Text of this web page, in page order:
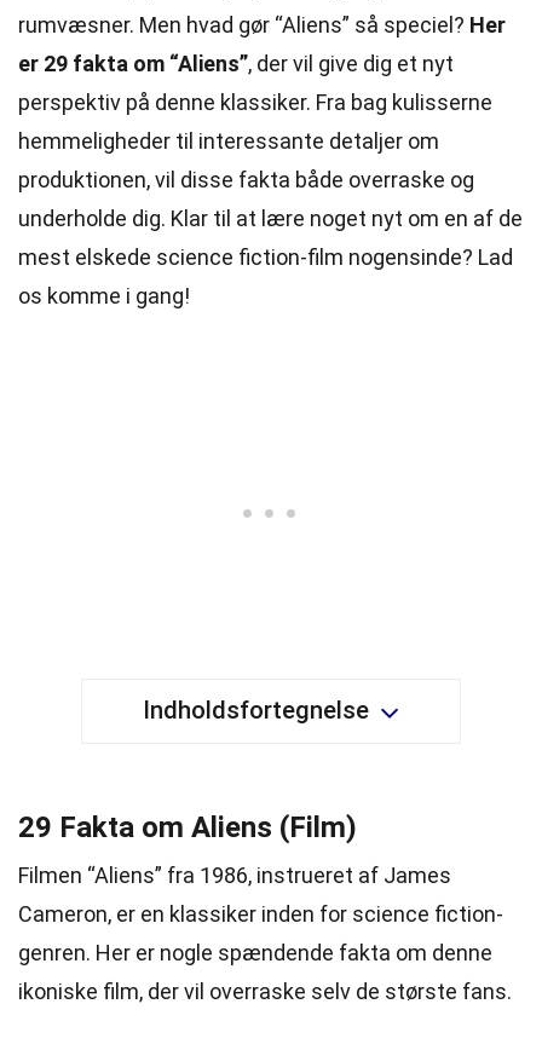
rumvæsner. Men hvad gør “Aliens” så speciel? Her
er 29 fakta om “Aliens”, der vil give dig et nyt
perspektiv på denne klassiker. Fra bag kulisserne
hemmeligheder til interessante detaljer om
produktionen, vil disse fakta både overraske og
underholde dig. Klar til at lære noget nyt om en af de
mest elskede science fiction-film nogensinde? Lad
os komme i gang!
Indholdsfortegnelse
29 Fakta om Aliens (Film)
Filmen “Aliens” fra 1986, instrueret af James
Cameron, er en klassiker inden for science fiction-
genren. Her er nogle spændende fakta om denne
ikoniske film, der vil overraske selv de største fans.